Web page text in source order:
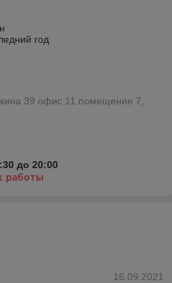
год
39 офис 11 помещение 7,
до 20:00
работы
16.09.2021